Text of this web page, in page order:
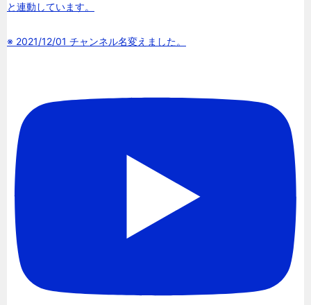
と連動しています。
※ 2021/12/01 チャンネル名変えました。